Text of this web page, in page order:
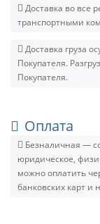
Доставка во все
транспортными
Доставка груза
Покупателя.
Покупателя.
Оплата
Безналичная —
юридическое,
можно оплатить
банковских карт